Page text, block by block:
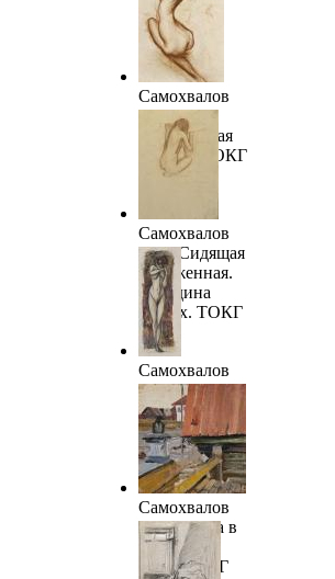
Самохвалов
А.Н.
Обнаженная
фигура. ТОКГ
Самохвалов
А.Н. Сидящая
обнаженная.
Середина
1910-х. ТОКГ
Самохвалов
А.Н.
Обнаженная
1910-е. ТОКГ
Самохвалов
А.Н. Улица в
Бежецке.
1912. ТОКГ